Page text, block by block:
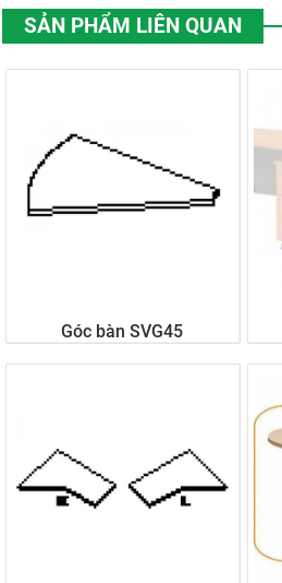
SẢN PHẨM LIÊN QUAN
Góc bàn SVG45